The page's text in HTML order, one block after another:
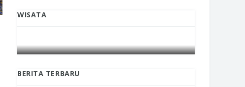
Pilihan Masyarakat Indonesia
WISATA
BERITA TERBARU